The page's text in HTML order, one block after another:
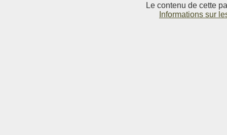
Le contenu de cette
Informations sur